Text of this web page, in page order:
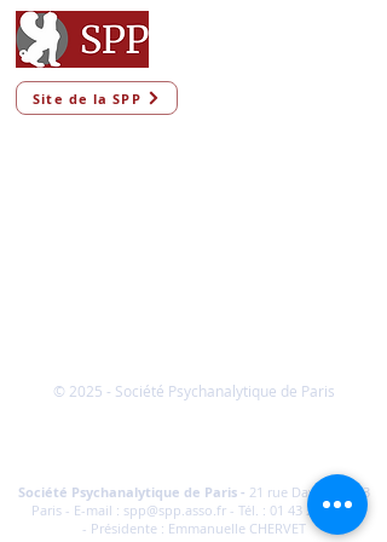
Site de la SPP
© 2025 - Société Psychanalytique de Paris
Société Psychanalytique de Paris- 21 rue Daviel 75013
Paris - E-mail : spp@spp.asso.fr- Tél. : 01 43 29 66 70
- Présidente : Emmanuelle CHERVET